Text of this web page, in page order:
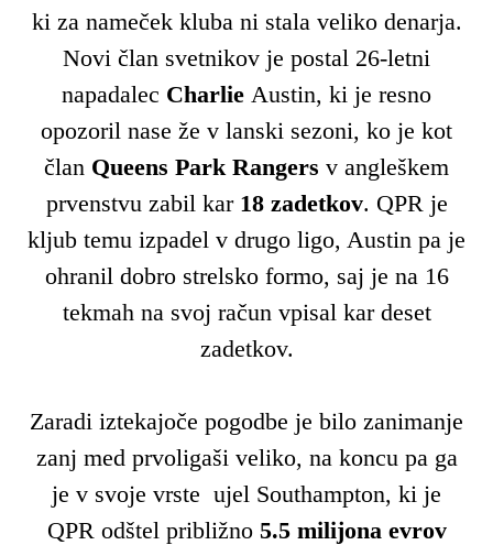
ki za nameček kluba ni stala veliko denarja.
Novi član svetnikov je postal 26-letni
napadalec Charlie Austin, ki je resno
opozoril nase že v lanski sezoni, ko je kot
član Queens Park Rangers v angleškem
prvenstvu zabil kar 18 zadetkov. QPR je
kljub temu izpadel v drugo ligo, Austin pa je
ohranil dobro strelsko formo, saj je na 16
tekmah na svoj račun vpisal kar deset
zadetkov.
Zaradi iztekajoče pogodbe je bilo zanimanje
zanj med prvoligaši veliko, na koncu pa ga
je v svoje vrste ujel Southampton, ki je
QPR odštel približno 5.5 milijona evrov